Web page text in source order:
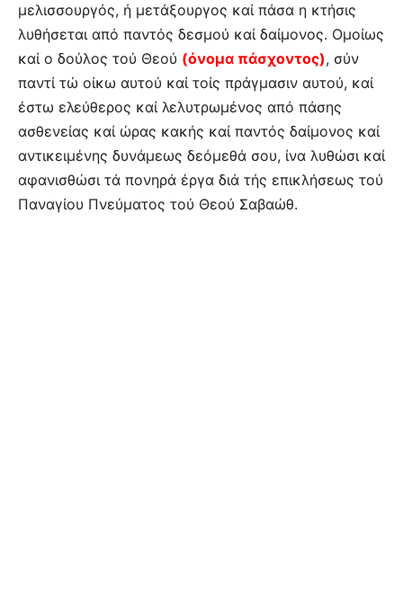
μελισσουργός, ή μετάξουργος καί πάσα η κτήσις
λυθήσεται από παντός δεσμού καί δαίμονος. Ομοίως
καί ο δούλος τού Θεού (όνομα πάσχοντος), σύν
παντί τώ οίκω αυτού καί τοίς πράγμασιν αυτού, καί
έστω ελεύθερος καί λελυτρωμένος από πάσης
ασθενείας καί ώρας κακής καί παντός δαίμονος καί
αντικειμένης δυνάμεως δεόμεθά σου, ίνα λυθώσι καί
αφανισθώσι τά πονηρά έργα διά τής επικλήσεως τού
Παναγίου Πνεύματος τού Θεού Σαβαώθ.